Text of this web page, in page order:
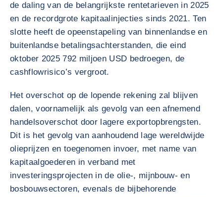
de daling van de belangrijkste rentetarieven in 2025
en de recordgrote kapitaalinjecties sinds 2021. Ten
slotte heeft de opeenstapeling van binnenlandse en
buitenlandse betalingsachterstanden, die eind
oktober 2025 792 miljoen USD bedroegen, de
cashflowrisico’s vergroot.
Het overschot op de lopende rekening zal blijven
dalen, voornamelijk als gevolg van een afnemend
handelsoverschot door lagere exportopbrengsten.
Dit is het gevolg van aanhoudend lage wereldwijde
olieprijzen en toegenomen invoer, met name van
kapitaalgoederen in verband met
investeringsprojecten in de olie-, mijnbouw- en
bosbouwsectoren, evenals de bijbehorende